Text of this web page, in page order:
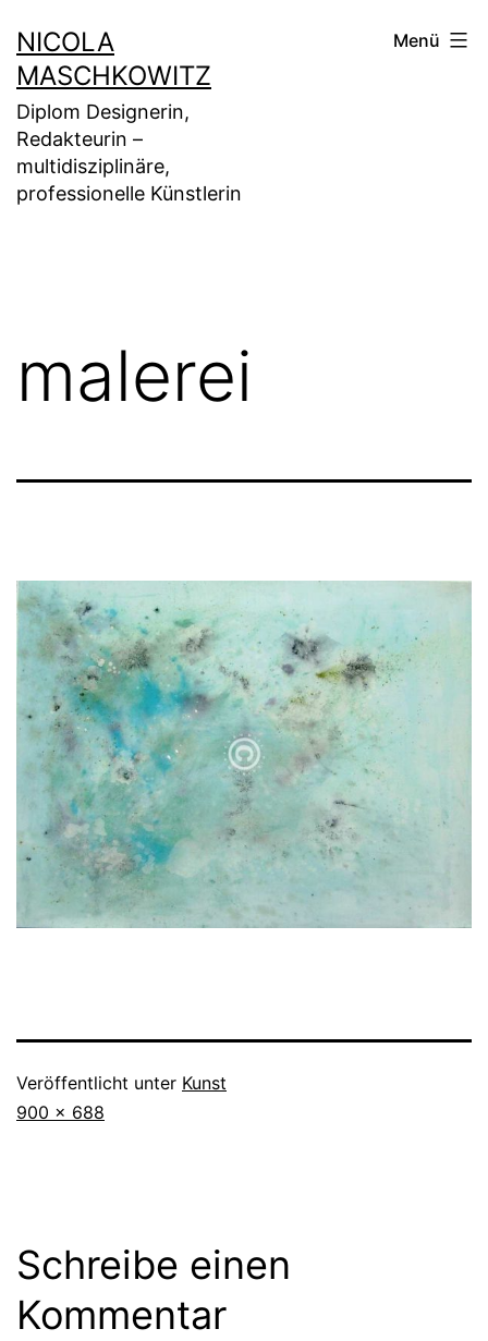
Inhalt
springen
NICOLA
MASCHKOWITZ
Diplom Designerin,
Redakteurin –
multidisziplinäre,
professionelle Künstlerin
Menü
malerei
Veröffentlicht unter Kunst
Originalgröße
900 × 688
Schreibe einen
Kommentar